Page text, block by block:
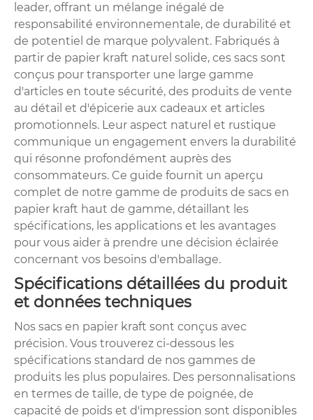
leader, offrant un mélange inégalé de
responsabilité environnementale, de durabilité et
de potentiel de marque polyvalent. Fabriqués à
partir de papier kraft naturel solide, ces sacs sont
conçus pour transporter une large gamme
d'articles en toute sécurité, des produits de vente
au détail et d'épicerie aux cadeaux et articles
promotionnels. Leur aspect naturel et rustique
communique un engagement envers la durabilité
qui résonne profondément auprès des
consommateurs. Ce guide fournit un aperçu
complet de notre gamme de produits de sacs en
papier kraft haut de gamme, détaillant les
spécifications, les applications et les avantages
pour vous aider à prendre une décision éclairée
concernant vos besoins d'emballage.
Spécifications détaillées du produit
et données techniques
Nos sacs en papier kraft sont conçus avec
précision. Vous trouverez ci-dessous les
spécifications standard de nos gammes de
produits les plus populaires. Des personnalisations
en termes de taille, de type de poignée, de
capacité de poids et d'impression sont disponibles